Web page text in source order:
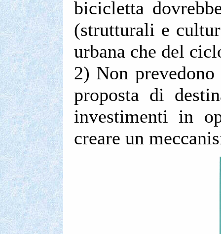
bicicletta
(strutturali e
urbana che del
2) Non
proposta di
investimenti in
creare un